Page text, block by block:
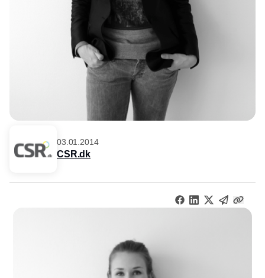
03.01.2014
CSR.dk